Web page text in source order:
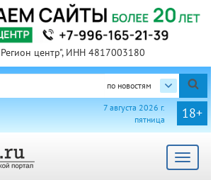
центр", ИНН 4817003180
по новостям
18+
7 августа 2026 г.
пятница
Toggle